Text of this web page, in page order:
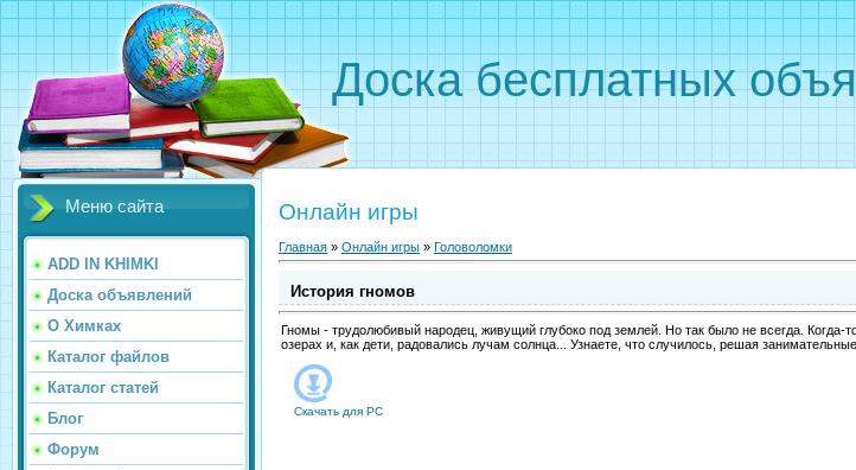
Доска бесплатных
Меню сайта
ADD IN KHIMKI
Доска объявлений
О Химках
Каталог файлов
Каталог статей
Блог
Форум
Онлайн игры
Главная » Онлайн игры » Головоломки
История гномов
Гномы - трудолюбивый народец, живущий глубоко под землей. Но так было не всегда. Когда-
озерах и, как дети, радовались лучам солнца... Узнаете, что случилось, решая
Скачать для PC